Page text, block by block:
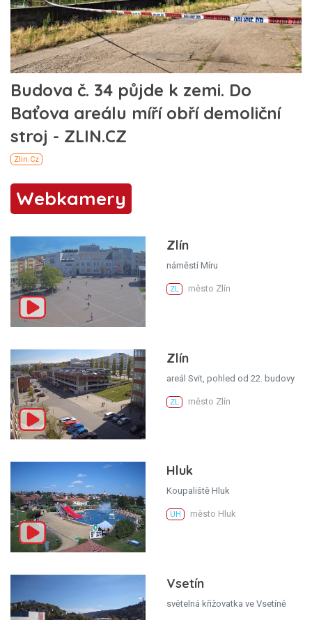
Webkamery
Zlín
náměstí Míru
ZL město Zlín
Zlín
areál Svit, pohled od 22. budovy
ZL město Zlín
Hluk
Koupaliště Hluk
UH město Hluk
Vsetín
světelná křižovatka ve Vsetíně